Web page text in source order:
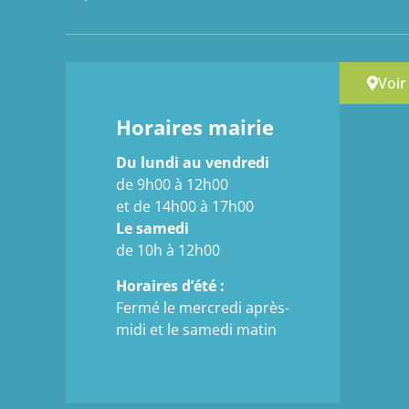
Horaires mairie
Du lundi au vendredi
de 9h00 à 12h00
et de 14h00 à 17h00
Le samedi
de 10h à 12h00
Horaires d’été :
Fermé le mercredi après-
midi et le samedi matin